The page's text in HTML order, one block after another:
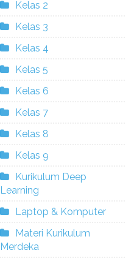
Kelas 2
Kelas 3
Kelas 4
Kelas 5
Kelas 6
Kelas 7
Kelas 8
Kelas 9
Kurikulum Deep
Learning
Laptop & Komputer
Materi Kurikulum
Merdeka